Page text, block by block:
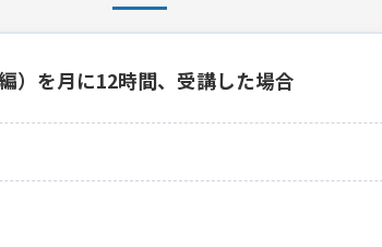
）を月に12時間、受講した場合